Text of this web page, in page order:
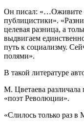
Он писал: «…Оживите
публицистики».
целевая разница, а
выдвигаем
путь к социализму.
полями».
В такой литературе
М. Цветаева
«поэт Революции».
«Слилось только раз